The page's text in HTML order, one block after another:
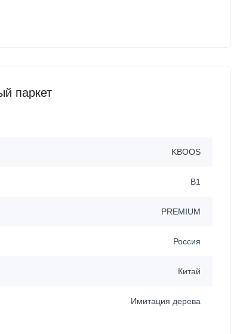
паркет
KBOOS
B1
PREMIUM
Россия
Китай
Имитация дерева